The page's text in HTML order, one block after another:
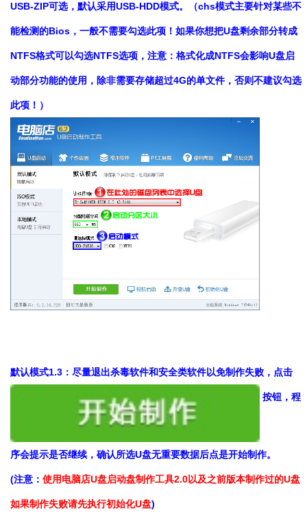
USB-ZIP可选，默认采用USB-HDD模式。（chs模式主要针对某些不
能检测的Bios，一般不需要勾选此项！如果你想把U盘剩余部分转成
NTFS格式可以勾选NTFS选项，注意：格式化成NTFS会影响U盘启
动部分功能的使用，除非需要存储超过4G的单文件，否则不建议勾选
此项！）
默认模式1.3：尽量退出杀毒软件和安全类软件以免制作失败，点击
按钮，程
序会提示是否继续，确认所选U盘无重要数据后点是开始制作。
(注意： 使用电脑店U盘启动盘制作工具2.0以及之前版本制作过的U盘
如果制作失败请先执行初始化U盘)